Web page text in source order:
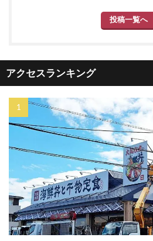
投稿一覧へ
アクセスランキング